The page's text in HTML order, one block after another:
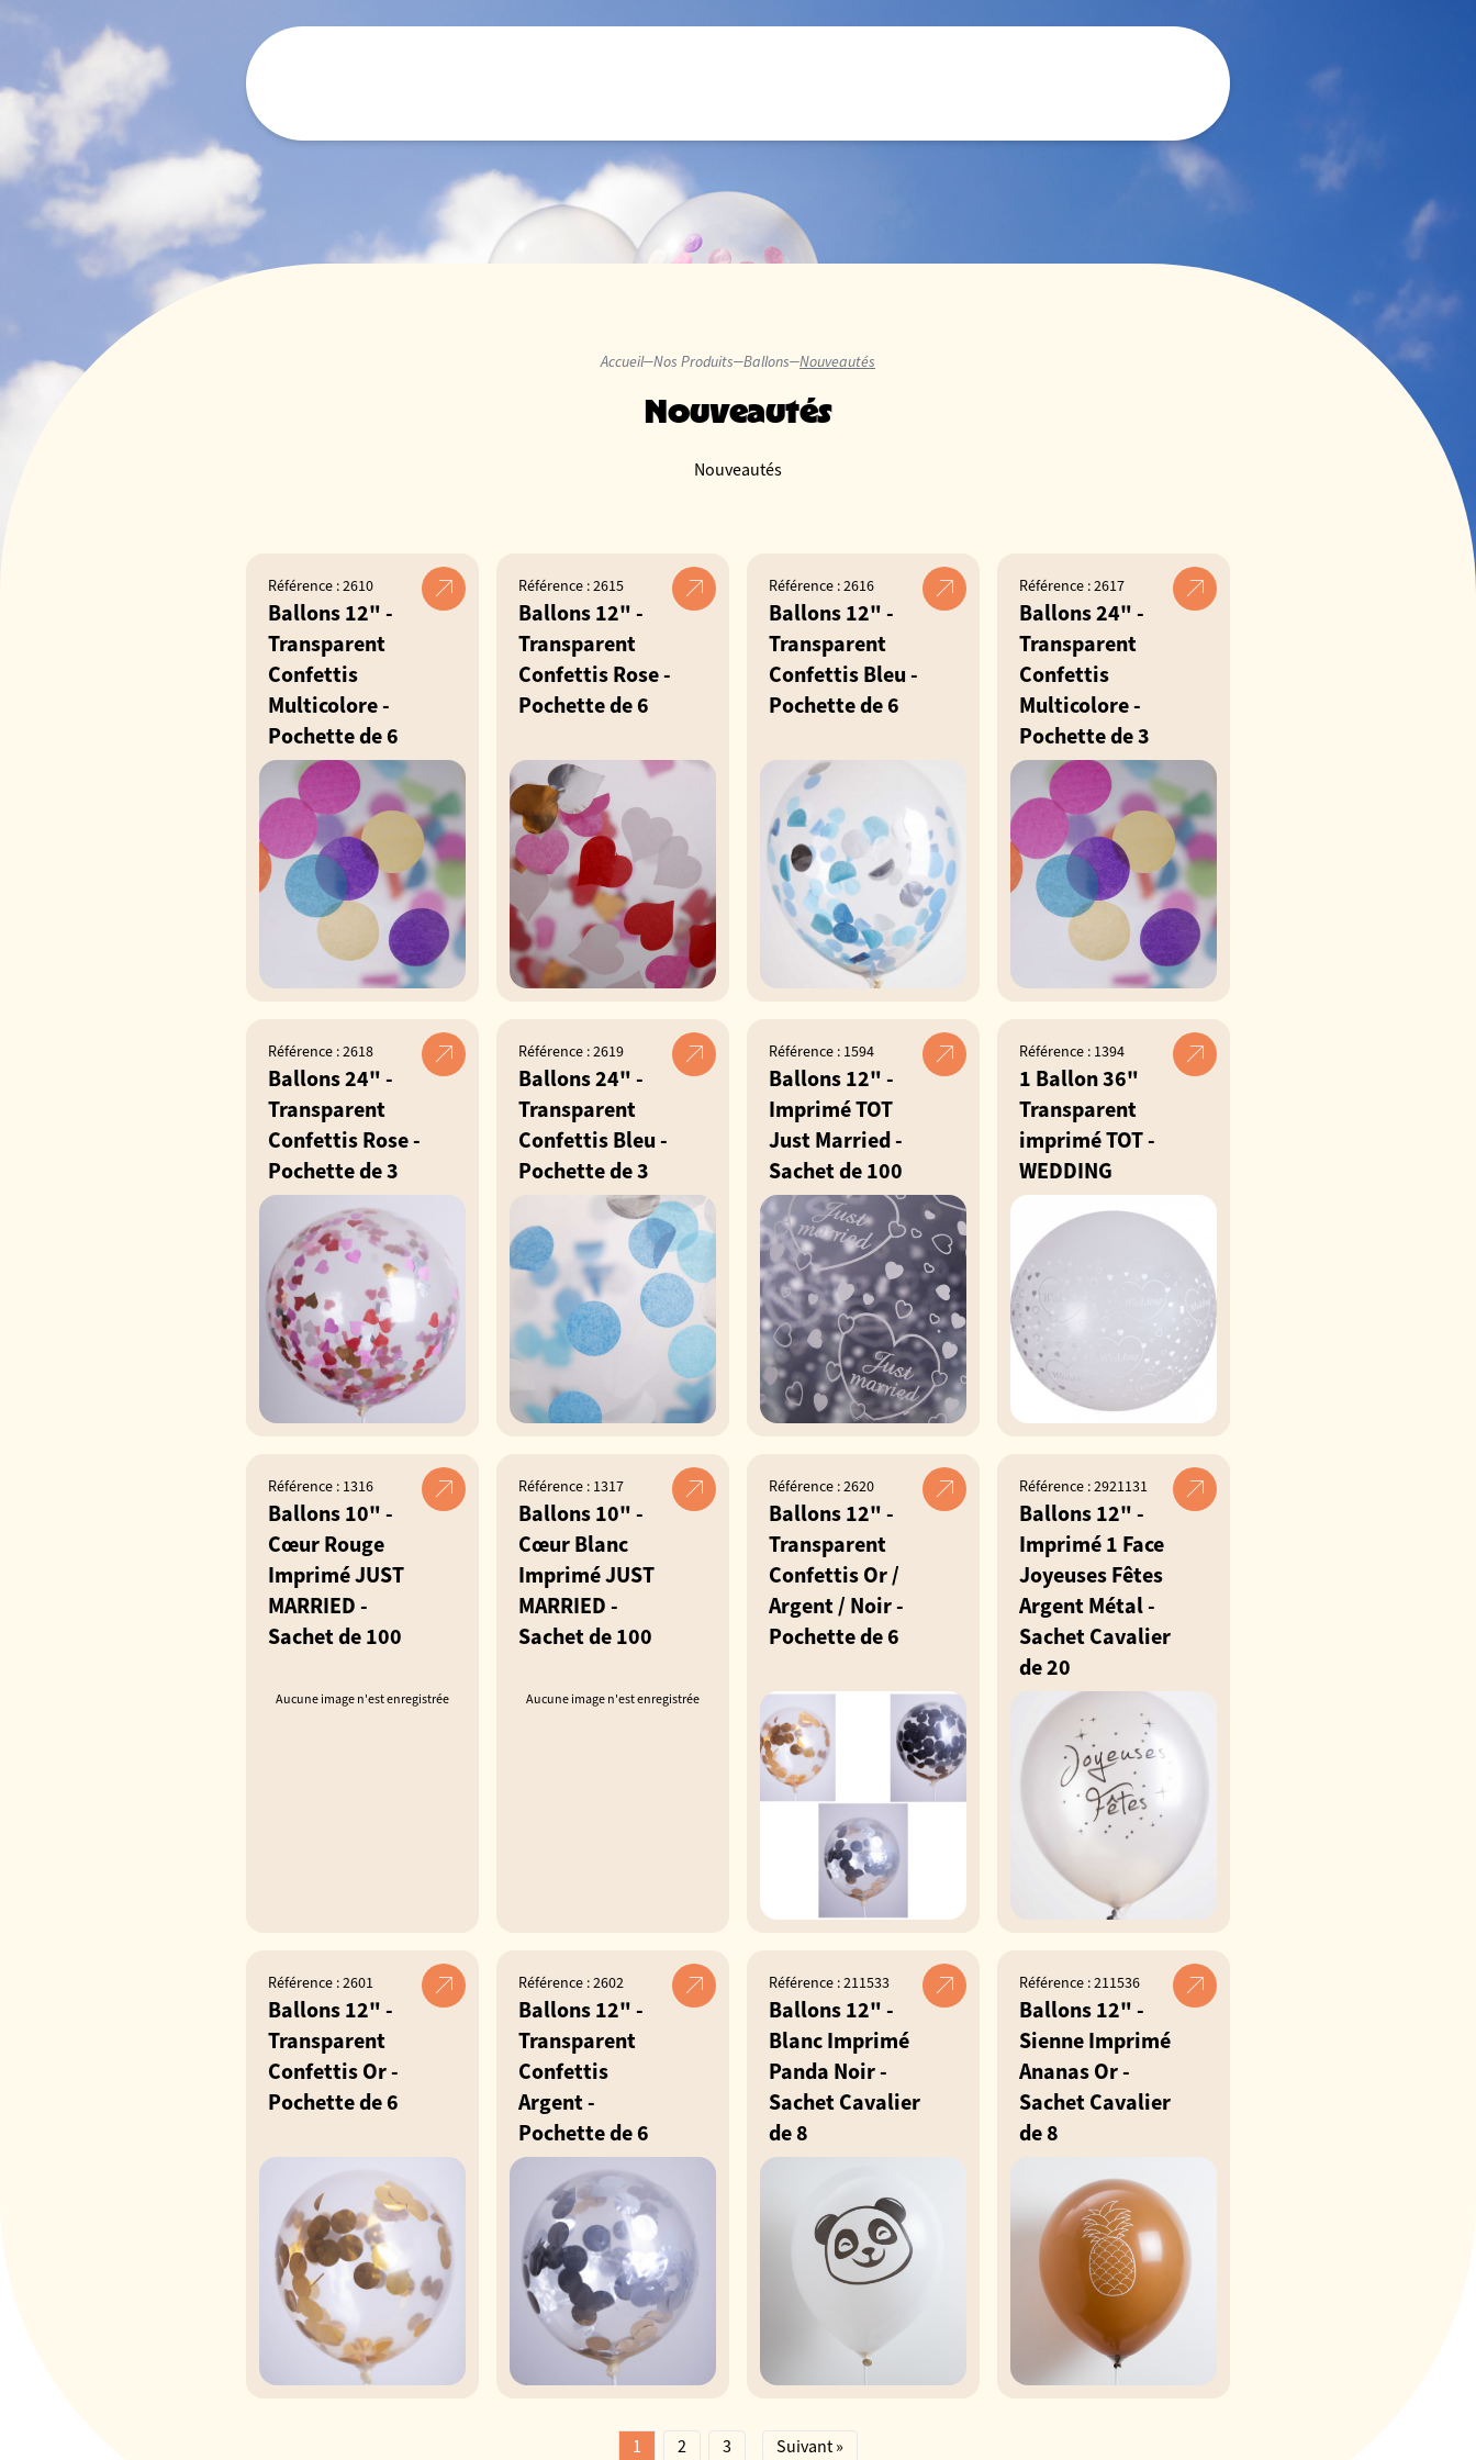
Accueil Nos Produits Ballons Nouveautés
Nouveautés
Nouveautés
Référence : 2610
Ballons 12" -
Transparent
Confettis
Multicolore -
Pochette de 6
Référence : 2615
Ballons 12" -
Transparent
Confettis Rose -
Pochette de 6
Référence : 2616
Ballons 12" -
Transparent
Confettis Bleu -
Pochette de 6
Référence : 2617
Ballons 24" -
Transparent
Confettis
Multicolore -
Pochette de 3
Référence : 2618
Ballons 24" -
Transparent
Confettis Rose -
Pochette de 3
Référence : 2619
Ballons 24" -
Transparent
Confettis Bleu -
Pochette de 3
Référence : 1594
Ballons 12" -
Imprimé TOT
Just Married -
Sachet de 100
Référence : 1394
1 Ballon 36"
Transparent
imprimé TOT -
WEDDING
Référence : 1316
Ballons 10" -
Cœur Rouge
Imprimé JUST
MARRIED -
Sachet de 100
Aucune image n'est enregistrée
Référence : 1317
Ballons 10" -
Cœur Blanc
Imprimé JUST
MARRIED -
Sachet de 100
Aucune image n'est enregistrée
Référence : 2620
Ballons 12" -
Transparent
Confettis Or /
Argent / Noir -
Pochette de 6
Référence : 2921131
Ballons 12" -
Imprimé 1 Face
Joyeuses Fêtes
Argent Métal -
Sachet Cavalier
de 20
Référence : 2601
Ballons 12" -
Transparent
Confettis Or -
Pochette de 6
Référence : 2602
Ballons 12" -
Transparent
Confettis
Argent -
Pochette de 6
Référence : 211533
Ballons 12" -
Blanc Imprimé
Panda Noir -
Sachet Cavalier
de 8
Référence : 211536
Ballons 12" -
Sienne Imprimé
Ananas Or -
Sachet Cavalier
de 8
1 2 3 Suivant »